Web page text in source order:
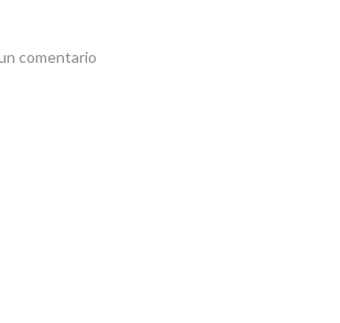
comentario